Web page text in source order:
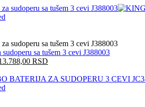
sa tušem 3 cevi J388003
RSD